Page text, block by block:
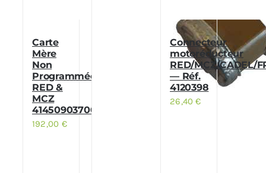
Carte
Mère
Non
Programmée
RED &
MCZ
41450903700
192,00 €
Connecteur
motoréducteur
RED/MCZ/CADEL/
— Réf.
4120398
26,40€